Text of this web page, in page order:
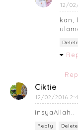
12/
kan,
Delete
Ciktie
12/02/2016
Reply Delete